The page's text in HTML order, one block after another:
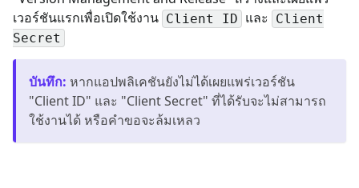
เวอร์ชันแรกเพื่อเปิดใช้งาน Client ID และ
Client
Secret
บันทึก: หากแอปพลิเคชันยังไม่ได้เผยแพร่เวอร์ชัน
"Client ID" และ "Client Secret" ที่ได้รับจะไม่สามารถ
ใช้งานได้ หรือคำขอจะล้มเหลว